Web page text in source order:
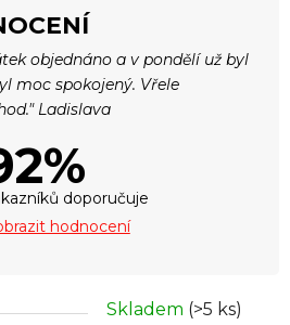
objednáno a v pondělí už byl
moc spokojený. Vřele
Ladislava
doporučuje
hodnocení
Skladem (>5 ks)